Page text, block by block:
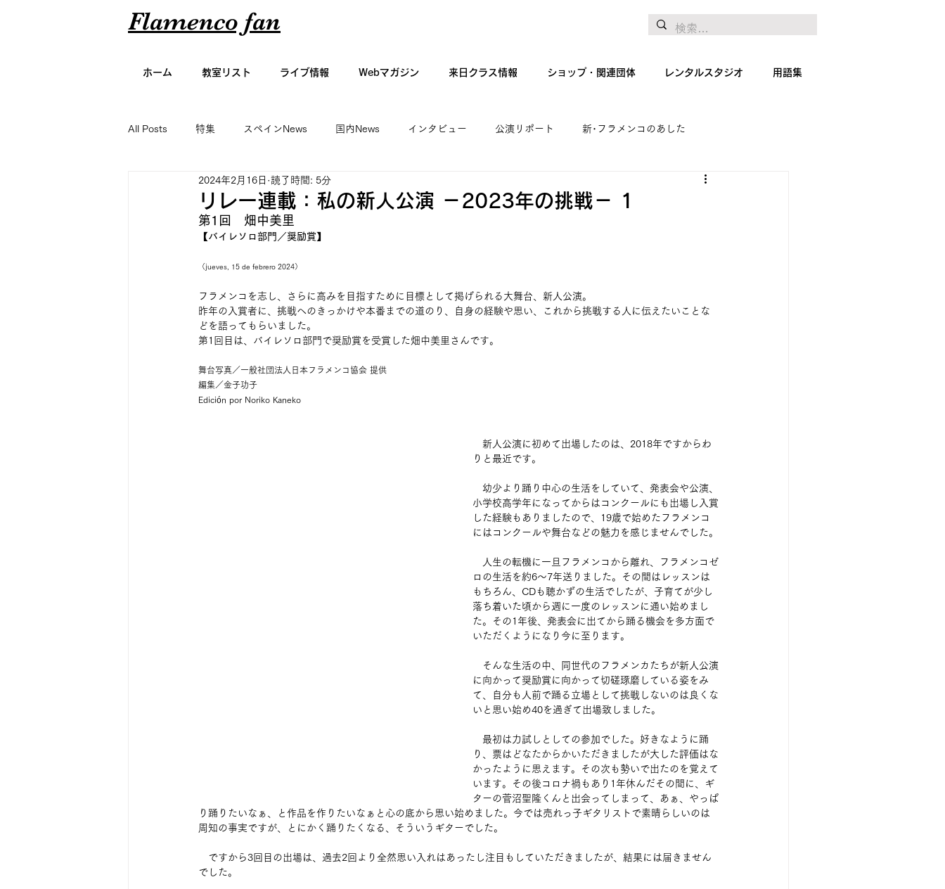
Flamenco fan
ホーム 教室リスト ライブ情報 Webマガジン 来日クラス情報 ショップ・関連団体 レンタルスタジオ 用語集
All Posts 特集 スペインNews 国内News インタビュー 公演リポート 新･フラメンコのあした
アーティスト名鑑 エッセイ 絵画
リレー連載：私の新人公演 －2023年の挑戦－ 1
2024年2月16日 読了時間: 5分
第1回　畑中美里
【バイレソロ部門／奨励賞】
（jueves, 15 de febrero 2024）
フラメンコを志し、さらに高みを目指すために目標として掲げられる大舞台、新人公演。
昨年の入賞者に、挑戦へのきっかけや本番までの道のり、自身の経験や思い、これから挑戦する人に伝えたいことな
どを語ってもらいました。
第1回目は、バイレソロ部門で奨励賞を受賞した畑中美里さんです。
舞台写真／一般社団法人日本フラメンコ協会 提供
編集／金子功子
Edición por Noriko Kaneko
新人公演に初めて出場したのは、2018年ですからわ
りと最近です。
幼少より踊り中心の生活をしていて、発表会や公演、
小学校高学年になってからはコンクールにも出場し入賞
した経験もありましたので、19歳で始めたフラメンコ
にはコンクールや舞台などの魅力を感じませんでした。
人生の転機に一旦フラメンコから離れ、フラメンコゼ
ロの生活を約6〜7年送りました。その間はレッスンは
もちろん、CDも聴かずの生活でしたが、子育てが少し
落ち着いた頃から週に一度のレッスンに通い始めまし
た。その1年後、発表会に出てから踊る機会を多方面で
いただくようになり今に至ります。
そんな生活の中、同世代のフラメンカたちが新人公演
に向かって奨励賞に向かって切磋琢磨している姿をみ
て、自分も人前で踊る立場として挑戦しないのは良くな
いと思い始め40を過ぎて出場致しました。
最初は力試しとしての参加でした。好きなように踊
り、票はどなたからかいただきましたが大した評価はな
かったように思えます。その次も勢いで出たのを覚えて
います。その後コロナ禍もあり1年休んだその間に、ギ
ターの菅沼聖隆くんと出会ってしまって、あぁ、やっぱ
り踊りたいなぁ、と作品を作りたいなぁと心の底から思い始めました。今では売れっ子ギタリストで素晴らしいのは
周知の事実ですが、とにかく踊りたくなる、そういうギターでした。
ですから3回目の出場は、過去2回より全然思い入れはあったし注目もしていただきましたが、結果には届きません
でした。